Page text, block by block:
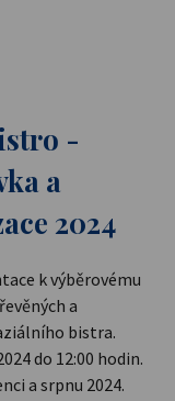
-
a
2024
k výběrovému
a
bistra.
do 12:00 hodin.
a srpnu 2024.